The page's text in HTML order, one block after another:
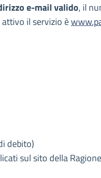
e-mail valido, il
il servizio è
debito)
sul sito della